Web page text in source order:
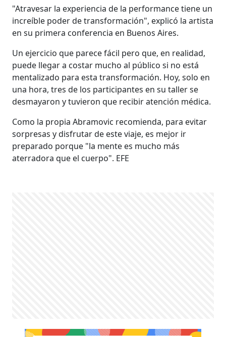
"Atravesar la experiencia de la performance tiene un
increíble poder de transformación", explicó la artista
en su primera conferencia en Buenos Aires.
Un ejercicio que parece fácil pero que, en realidad,
puede llegar a costar mucho al público si no está
mentalizado para esta transformación. Hoy, solo en
una hora, tres de los participantes en su taller se
desmayaron y tuvieron que recibir atención médica.
Como la propia Abramovic recomienda, para evitar
sorpresas y disfrutar de este viaje, es mejor ir
preparado porque "la mente es mucho más
aterradora que el cuerpo". EFE